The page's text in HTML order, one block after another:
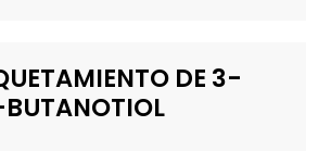
DE 3-